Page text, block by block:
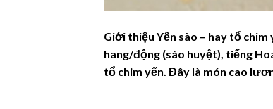
Giới thiệu Yến sào – hay tổ
hang/động (sào huyệt), tiếng
tổ chim yến. Đây là món cao